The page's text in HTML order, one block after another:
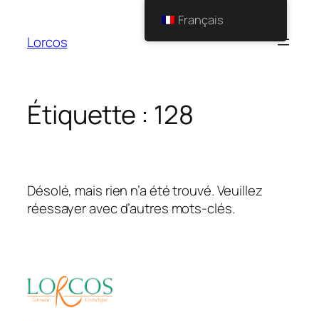
contenu
Lorcos
Étiquette : 128
Désolé, mais rien n’a été trouvé. Veuillez
réessayer avec d’autres mots-clés.
Français